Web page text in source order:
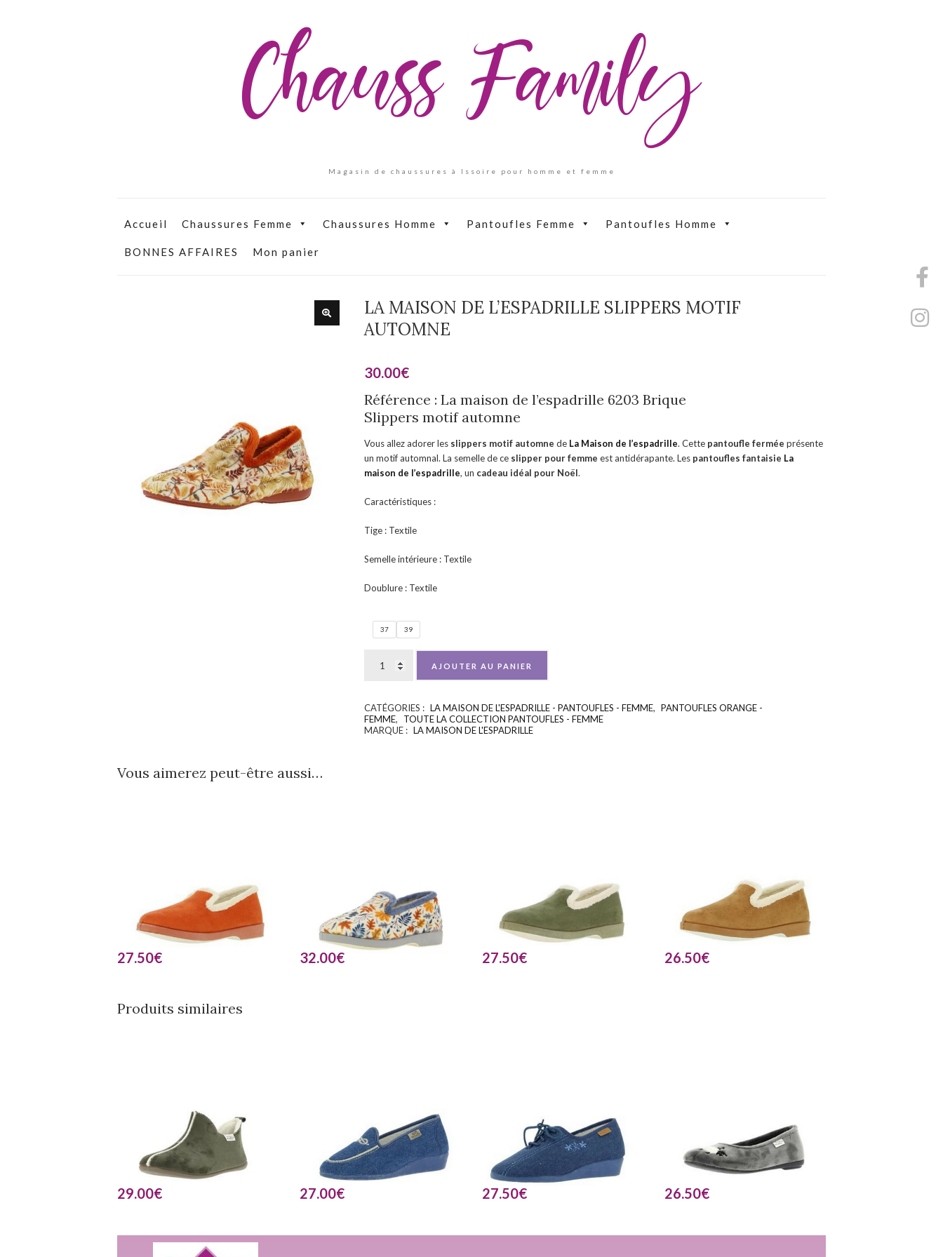
Chauss Family
Magasin de chaussures à Issoire pour homme et femme
Accueil Chaussures Femme Chaussures Homme Pantoufles Femme Pantoufles Homme
BONNES AFFAIRES Mon panier
LA MAISON DE L’ESPADRILLE SLIPPERS MOTIF
AUTOMNE
30.00€
Référence : La maison de l’espadrille 6203 Brique
Slippers motif automne
Vous allez adorer lesslippers motif automne de La Maison de l’espadrille. Cette pantoufle fermée présente
un motif automnal. La semelle de ce slipper pour femme est antidérapante. Les pantoufles fantaisie La
maison de l’espadrille, un cadeau idéal pour Noël.
Caractéristiques :
Tige : Textile
Semelle intérieure : Textile
Doublure : Textile
37 39
AJOUTER AU PANIER
CATÉGORIES : LA MAISON DE L'ESPADRILLE - PANTOUFLES - FEMME, PANTOUFLES ORANGE -
FEMME,
TOUTE LA COLLECTION PANTOUFLES - FEMME
MARQUE : LA MAISON DE L'ESPADRILLE
Vous aimerez peut-être aussi…
27.50€ 32.00€ 27.50€ 26.50€
Produits similaires
29.00€ 27.00€ 27.50€ 26.50€